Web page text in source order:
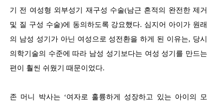
기 전 여성형 외부성기 재구성 수술(남근 흔적의 완전한 제거
및 질 구성 수술)에 동의하도록 강요했다. 심지어 아이가 원래
의 남성 성기가 아닌 여성으로 성전환을 하게 된 이유는, 당시
의학기술의 수준에 따라 남성 성기보다는 여성 성기를 만드는
편이 훨씬 쉬웠기 때문이었다.
존 머니 박사는 ‘여자로 훌륭하게 성장하고 있는 아이의 모